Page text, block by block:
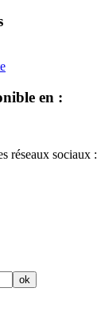
en :
réseaux sociaux :